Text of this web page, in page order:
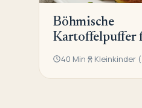
Böhmische
Kartoffelpuffer
40 Min Kleinkinder